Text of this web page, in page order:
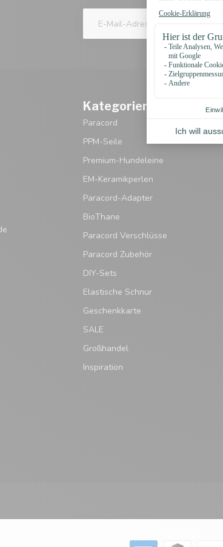
Kategorien
Paracord
PPM-Seile
Premium-Hundeleine
EM-Keramikperlen
Paracord-Adapter
BioThane
Paracord Verschlüsse
Paracord Zubehör
DIY-Sets
Elastische Schnur
Geschenkkarte
SALE
Großhandel
Inspiration